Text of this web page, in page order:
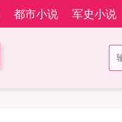
都市小说 军史小说